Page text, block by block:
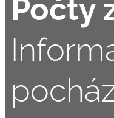
Počty